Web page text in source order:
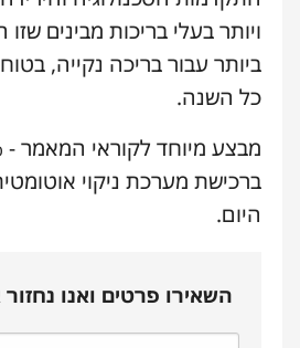
ויותר בעלי בריכות מבינים
ביותר עבור בריכה נקייה,
כל השנה.
ברכישת מערכת ניקוי
היום.
השאירו פרטים ואנו